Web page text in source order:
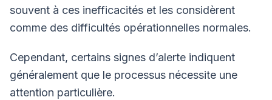
souvent à ces inefficacités et les considèrent
comme des difficultés opérationnelles normales.
Cependant, certains signes d’alerte indiquent
généralement que le processus nécessite une
attention particulière.